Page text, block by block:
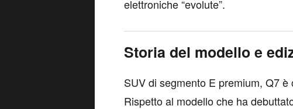
elettroniche “evolute”.
Storia del modello e
SUV di segmento E premium, Q7
Rispetto al modello che ha